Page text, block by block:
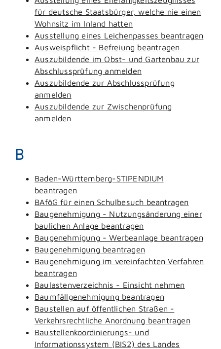
für deutsche Staatsbürger, welche nie einen
Wohnsitz im Inland hatten
Ausstellung eines Leichenpasses beantragen
Ausweispflicht - Befreiung beantragen
Auszubildende im Obst- und Gartenbau zur
Abschlussprüfung anmelden
Auszubildende zur Abschlussprüfung
anmelden
Auszubildende zur Zwischenprüfung
anmelden
B
Baden-Württemberg-STIPENDIUM
beantragen
BAföG für einen Schulbesuch beantragen
Baugenehmigung - Nutzungsänderung einer
baulichen Anlage beantragen
Baugenehmigung - Werbeanlage beantragen
Baugenehmigung beantragen
Baugenehmigung im vereinfachten Verfahren
beantragen
Baulastenverzeichnis - Einsicht nehmen
Baumfällgenehmigung beantragen
Baustellen auf öffentlichen Straßen -
Verkehrsrechtliche Anordnung beantragen
Baustellenkoordinierungs- und
Informationssystem (BIS2) des Landes